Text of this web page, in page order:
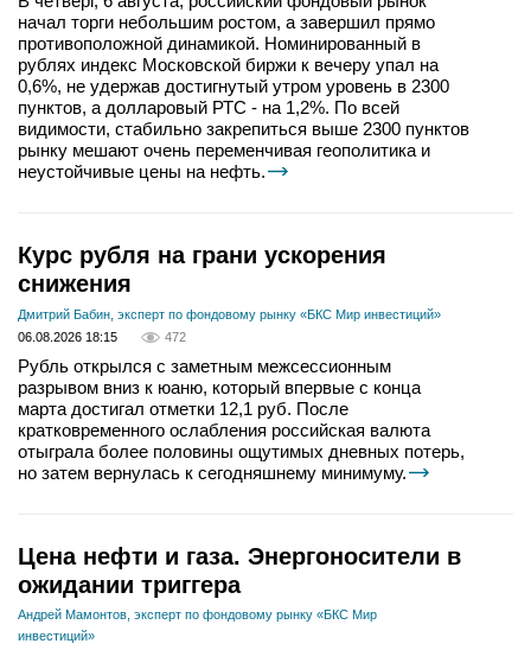
начал торги небольшим ростом, а завершил прямо
противоположной динамикой. Номинированный в
рублях индекс Московской биржи к вечеру упал на
0,6%, не удержав достигнутый утром уровень в 2300
пунктов, а долларовый РТС - на 1,2%. По всей
видимости, стабильно закрепиться выше 2300 пунктов
рынку мешают очень переменчивая геополитика и
неустойчивые цены на нефть.
Курс рубля на грани ускорения
снижения
Дмитрий Бабин, эксперт по фондовому рынку «БКС Мир инвестиций»
06.08.2026 18:15
472
Рубль открылся с заметным межсессионным
разрывом вниз к юаню, который впервые с конца
марта достигал отметки 12,1 руб. После
кратковременного ослабления российская валюта
отыграла более половины ощутимых дневных потерь,
но затем вернулась к сегодняшнему минимуму.
Цена нефти и газа. Энергоносители в
ожидании триггера
Андрей Мамонтов, эксперт по фондовому рынку «БКС Мир
инвестиций»